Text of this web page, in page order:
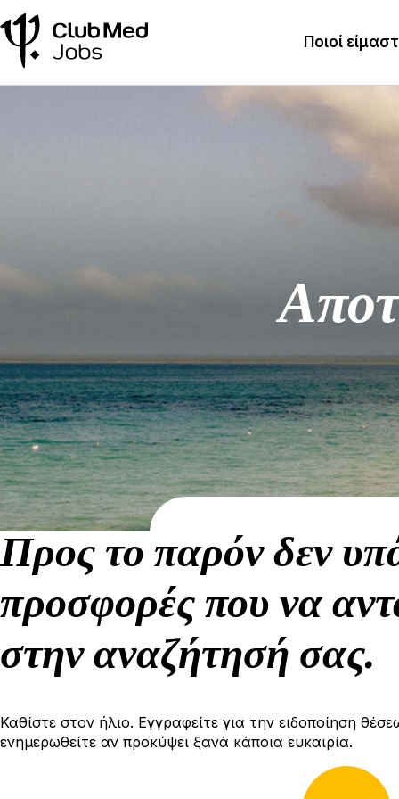
Ποιοί
Προς το παρόν δεν
προσφορές που να
στην αναζήτησή σας.
Καθίστε στον ήλιο. Εγγραφείτε για την ειδοποίηση
ενημερωθείτε αν προκύψει ξανά κάποια ευκαιρία.